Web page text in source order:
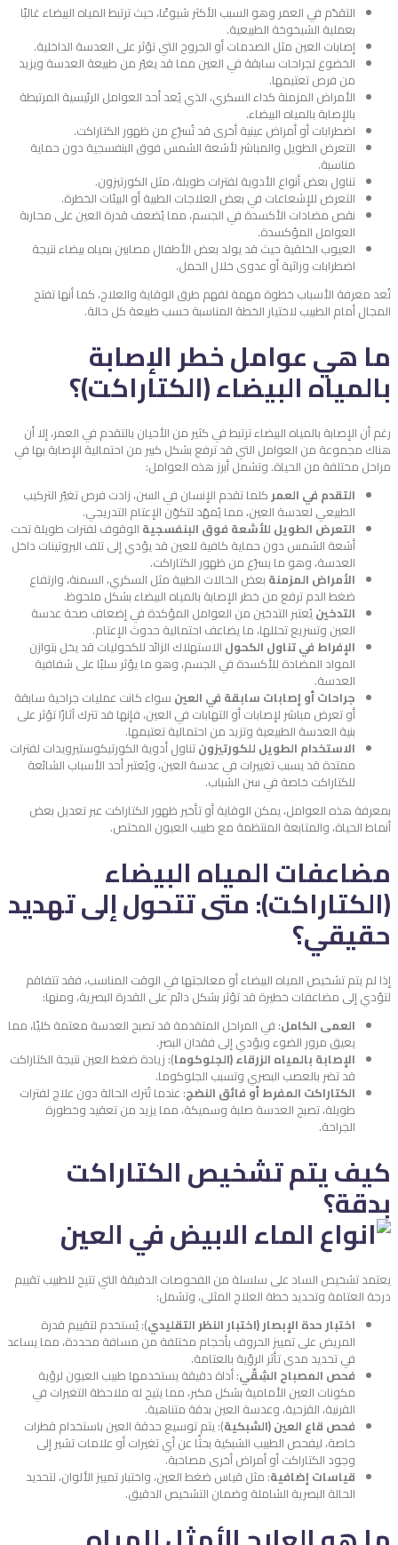
التقدّم في العمر وهو السبب الأكثر شيوعًا، حيث ترتبط المياه البيضاء غالبًا
بعملية الشيخوخة الطبيعية.
إصابات العين مثل الصدمات أو الجروح التي تؤثر على العدسة الداخلية.
الخضوع لجراحات سابقة في العين مما قد يغيّر من طبيعة العدسة ويزيد
من فرص تعتيمها.
الأمراض المزمنة كداء السكري، الذي يُعد أحد العوامل الرئيسية المرتبطة
بالإصابة بالمياه البيضاء.
اضطرابات أو أمراض عينية أخرى قد تُسرّع من ظهور الكتاراكت.
التعرض الطويل والمباشر لأشعة الشمس فوق البنفسجية دون حماية
مناسبة.
تناول بعض أنواع الأدوية لفترات طويلة، مثل الكورتيزون.
التعرض للإشعاعات في بعض العلاجات الطبية أو البيئات الخطرة.
نقص مضادات الأكسدة في الجسم، مما يُضعف قدرة العين على محاربة
العوامل المؤكسدة.
العيوب الخلقية حيث قد يولد بعض الأطفال مصابين بمياه بيضاء نتيجة
اضطرابات وراثية أو عدوى خلال الحمل.
تُعد معرفة الأسباب خطوة مهمة لفهم طرق الوقاية والعلاج، كما أنها تفتح
المجال أمام الطبيب لاختيار الخطة المناسبة حسب طبيعة كل حالة.
ما هي عوامل خطر الإصابة
بالمياه البيضاء (الكتاراكت)؟
رغم أن الإصابة بالمياه البيضاء ترتبط في كثير من الأحيان بالتقدم في العمر، إلا أن
هناك مجموعة من العوامل التي قد ترفع بشكل كبير من احتمالية الإصابة بها في
مراحل مختلفة من الحياة. وتشمل أبرز هذه العوامل:
التقدم في العمركلما تقدم الإنسان في السن، زادت فرص تغيّر التركيب
الطبيعي لعدسة العين، مما يُمهّد لتكوّن الإعتام التدريجي.
التعرض الطويل للأشعة فوق البنفسجية الوقوف لفترات طويلة تحت
أشعة الشمس دون حماية كافية للعين قد يؤدي إلى تلف البروتينات داخل
العدسة، وهو ما يسرّع من ظهور الكتاراكت.
الأمراض المزمنة بعض الحالات الطبية مثل السكري، السمنة، وارتفاع
ضغط الدم ترفع من خطر الإصابة بالمياه البيضاء بشكل ملحوظ.
التدخينيُعتبر التدخين من العوامل المؤكدة في إضعاف صحة عدسة
العين وتسريع تحللها، ما يضاعف احتمالية حدوث الإعتام.
الإفراط في تناول الكحول الاستهلاك الزائد للكحوليات قد يخل بتوازن
المواد المضادة للأكسدة في الجسم، وهو ما يؤثر سلبًا على شفافية
العدسة.
جراحات أو إصابات سابقة في العين سواء كانت عمليات جراحية سابقة
أو تعرض مباشر لإصابات أو التهابات في العين، فإنها قد تترك آثارًا تؤثر على
بنية العدسة الطبيعية وتزيد من احتمالية تعتيمها.
الاستخدام الطويل للكورتيزونتناول أدوية الكورتيكوستيرويدات لفترات
ممتدة قد يسبب تغييرات في عدسة العين، ويُعتبر أحد الأسباب الشائعة
للكتاراكت خاصة في سن الشباب.
بمعرفة هذه العوامل، يمكن الوقاية أو تأخير ظهور الكتاراكت عبر تعديل بعض
أنماط الحياة، والمتابعة المنتظمة مع طبيب العيون المختص.
مضاعفات المياه البيضاء
(الكتاراكت): متى تتحول إلى تهديد
حقيقي؟
إذا لم يتم تشخيص المياه البيضاء أو معالجتها في الوقت المناسب، فقد تتفاقم
لتؤدي إلى مضاعفات خطيرة قد تؤثر بشكل دائم على القدرة البصرية، ومنها:
العمى الكامل: في المراحل المتقدمة قد تصبح العدسة معتمة كليًا، مما
يعيق مرور الضوء ويؤدي إلى فقدان البصر.
الإصابة بالمياه الزرقاء (الجلوكوما): زيادة ضغط العين نتيجة الكتاراكت
قد تضر بالعصب البصري وتسبب الجلوكوما.
الكتاراكت المفرط أو فائق النضج: عندما تُترك الحالة دون علاج لفترات
طويلة، تصبح العدسة صلبة وسميكة، مما يزيد من تعقيد وخطورة
الجراحة.
كيف يتم تشخيص الكتاراكت
بدقة؟
يعتمد تشخيص الساد على سلسلة من الفحوصات الدقيقة التي تتيح للطبيب تقييم
درجة العتامة وتحديد خطة العلاج المثلى، وتشمل:
اختبار حدة الإبصار (اختبار النظر التقليدي): يُستخدم لتقييم قدرة
المريض على تمييز الحروف بأحجام مختلفة من مسافة محددة، مما يساعد
في تحديد مدى تأثر الرؤية بالعتامة.
فحص المصباح الشِقّي: أداة دقيقة يستخدمها طبيب العيون لرؤية
مكونات العين الأمامية بشكل مكبر، مما يتيح له ملاحظة التغيرات في
القرنية، القزحية، وعدسة العين بدقة متناهية.
فحص قاع العين (الشبكية): يتم توسيع حدقة العين باستخدام قطرات
خاصة، ليفحص الطبيب الشبكية بحثًا عن أي تغيرات أو علامات تشير إلى
وجود الكتاراكت أو أمراض أخرى مصاحبة.
قياسات إضافية: مثل قياس ضغط العين، واختبار تمييز الألوان، لتحديد
الحالة البصرية الشاملة وضمان التشخيص الدقيق.